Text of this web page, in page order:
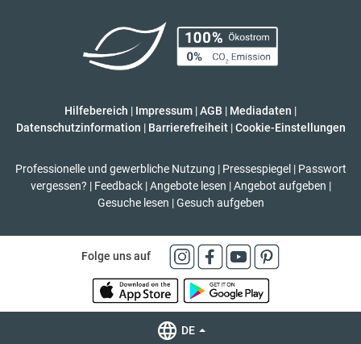
Hilfebereich | Impressum |AGB | Mediadaten |
Datenschutzinformation | Barrierefreiheit | Cookie-Einstellungen
Professionelle und gewerbliche Nutzung | Pressespiegel | Passwort
vergessen? | Feedback | Angebote lesen | Angebot aufgeben |
Gesuche lesen | Gesuch aufgeben
Folge uns auf
DE